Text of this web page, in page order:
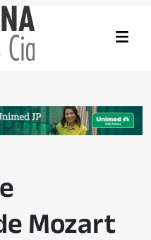
Mozart